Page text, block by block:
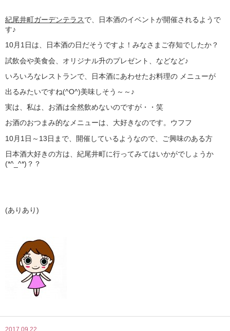
紀尾井町ガーデンテラスで、日本酒のイベントが開催されるようで
す♪
10月1日は、日本酒の日だそうですよ！みなさまご存知でしたか？
試飲会や美食会、オリジナル升のプレゼント、などなど♪
いろいろなレストランで、日本酒にあわせたお料理の メニューが
出るみたいですね(^O^)美味しそう～～♪
実は、私は、お酒は全然飲めないのですが・・笑
お酒のおつまみ的なメニューは、大好きなのです。ウフフ
10月1日～13日まで、開催しているようなので、ご興味のある方
日本酒大好きの方は、紀尾井町に行ってみてはいかがでしょうか
(*^_^*)？？
(ありあり)
2017.09.22